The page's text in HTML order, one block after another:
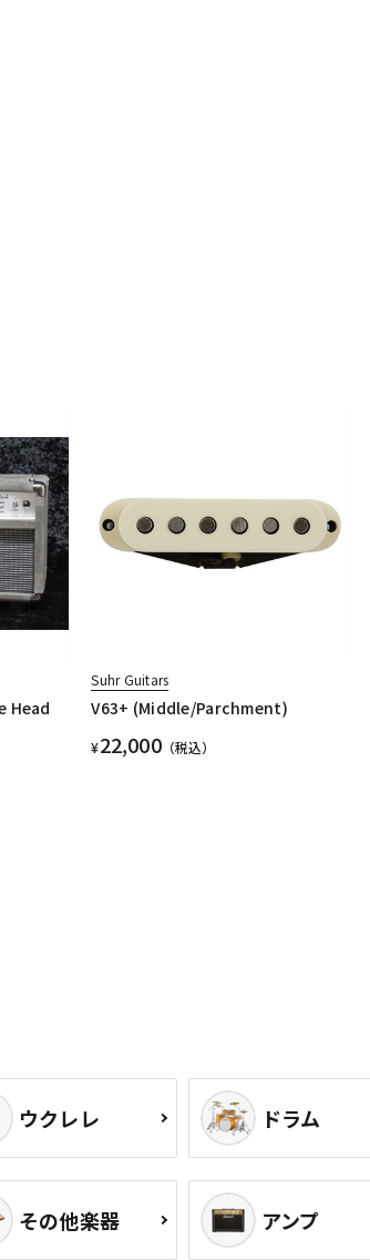
Head
Suhr Guitars
V63+ (Middle/Parchment)
¥22,000（税込）
ウクレレ ドラム
その他楽器 アンプ